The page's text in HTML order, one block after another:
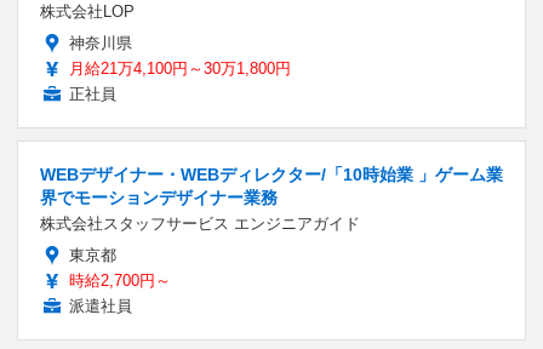
株式会社LOP
神奈川県
月給21万4,100円～30万1,800円
正社員
WEBデザイナー・WEBディレクター/「10時始業 」ゲーム業
界でモーションデザイナー業務
株式会社スタッフサービス エンジニアガイド
東京都
時給2,700円～
派遣社員